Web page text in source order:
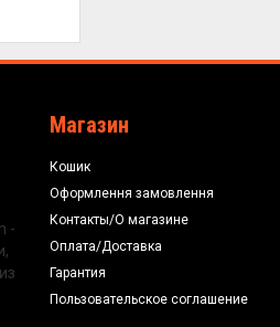
-
Магазин
Кошик
Оформлення замовлення
Контакты/О магазине
Оплата/Доставка
Гарантия
Пользовательское соглашение